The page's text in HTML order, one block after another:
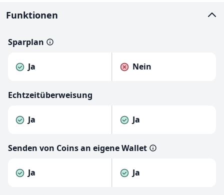
Funktionen
Sparplan
Ja Nein
Echtzeitüberweisung
Ja Ja
Senden von Coins an eigene Wallet
Ja Ja